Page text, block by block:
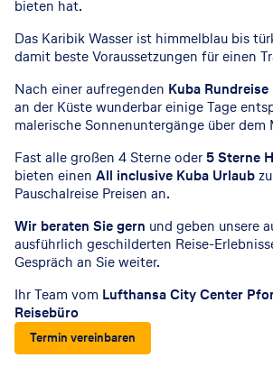
bieten hat.
Das Karibik Wasser ist himmelblau bis
damit beste Voraussetzungen für einen
Nach einer aufregenden Kuba Rundreise
an der Küste wunderbar einige Tage
malerische Sonnenuntergänge über dem
Fast alle großen 4 Sterne oder5 Sterne
bieten einen All inclusive Kuba Urlaub
Pauschalreise Preisen an.
Wir beraten Sie gern und geben unsere
ausführlich geschilderten Reise-
Gespräch an Sie weiter.
Ihr Team vom Lufthansa City Center
Reisebüro
Termin vereinbaren